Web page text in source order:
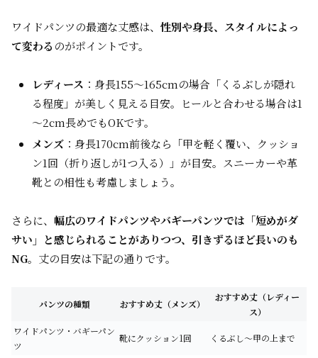
ワイドパンツの最適な丈感は、 性別や身長、スタイルによっ
て変わる のがポイントです。
レディース ：身長155～165cmの場合「くるぶしが隠れ
る程度」が美しく見える目安。ヒールと合わせる場合は1
～2cm長めでもOKです。
メンズ ：身長170cm前後なら「甲を軽く覆い、クッショ
ン1回（折り返しが1つ入る）」が目安。スニーカーや革
靴との相性も考慮しましょう。
さらに、 幅広のワイドパンツやバギーパンツでは「短めがダ
サい」と感じられることがありつつ、引きずるほど長いのも
NG。丈の目安は下記の通りです。
パンツの種類 おすすめ丈（メンズ）
おすすめ丈（レディー
ス）
ワイドパンツ・バギーパン
ツ
靴にクッション1回 くるぶし～甲の上まで